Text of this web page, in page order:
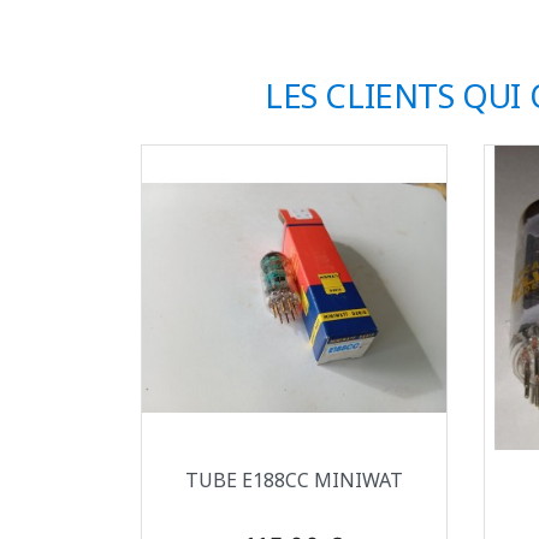
LES CLIENTS
Aperçu rapide
TUBE E188CC MINIWAT